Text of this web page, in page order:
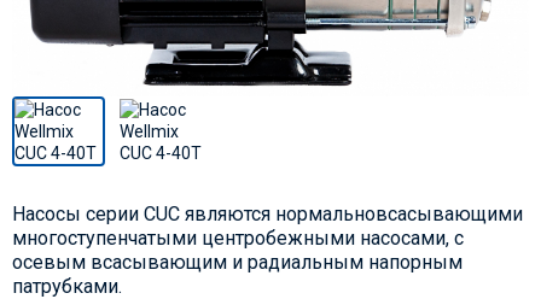
Насосы серии CUC являются нормальновсасывающими
многоступенчатыми центробежными насосами, с
осевым всасывающим и радиальным напорным
патрубками.